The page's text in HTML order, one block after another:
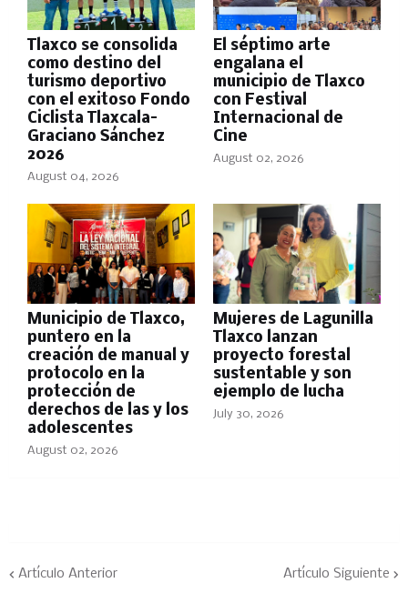
Tlaxco se consolida
como destino del
turismo deportivo
con el exitoso Fondo
Ciclista Tlaxcala–
Graciano Sánchez
2026
August 04, 2026
El séptimo arte
engalana el
municipio de Tlaxco
con Festival
Internacional de
Cine
August 02, 2026
Municipio de Tlaxco,
puntero en la
creación de manual y
protocolo en la
protección de
derechos de las y los
adolescentes
August 02, 2026
Mujeres de Lagunilla
Tlaxco lanzan
proyecto forestal
sustentable y son
ejemplo de lucha
July 30, 2026
Artículo Anterior Artículo Siguiente